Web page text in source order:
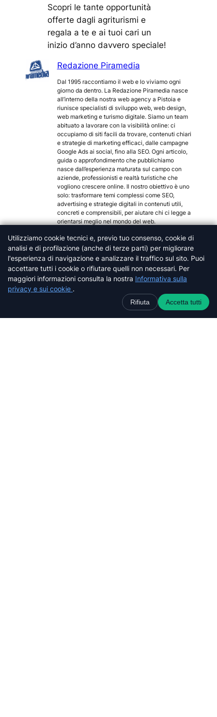
Scopri le tante opportunità
offerte dagli agriturismi e
regala a te e ai tuoi cari un
inizio d’anno davvero speciale!
Redazione Piramedia
Dal 1995 raccontiamo il web e lo viviamo ogni
giorno da dentro. La Redazione Piramedia nasce
all’interno della nostra web agency a Pistoia e
riunisce specialisti di sviluppo web, web design,
web marketing e turismo digitale. Siamo un team
abituato a lavorare con la visibilità online: ci
occupiamo di siti facili da trovare, contenuti chiari
e strategie di marketing efficaci, dalle campagne
Google Ads ai social, fino alla SEO. Ogni articolo,
guida o approfondimento che pubblichiamo
nasce dall’esperienza maturata sul campo con
aziende, professionisti e realtà turistiche che
vogliono crescere online. Il nostro obiettivo è uno
solo: trasformare temi complessi come SEO,
advertising e strategie digitali in contenuti utili,
concreti e comprensibili, per aiutare chi ci legge a
orientarsi meglio nel mondo del web.
Categorie popolari
Arezzo
Firenze
Grosseto
Livorno
Pisa
Utilizziamo cookie tecnici e, previo tuo consenso, cookie di
analisi e di profilazione (anche di terze parti) per migliorare
l'esperienza di navigazione e analizzare il traffico sul sito. Puoi
accettare tutti i cookie o rifiutare quelli non necessari. Per
maggiori informazioni consulta la nostra Informativa sulla
privacy e sui cookie .
Rifiuta Accetta tutti